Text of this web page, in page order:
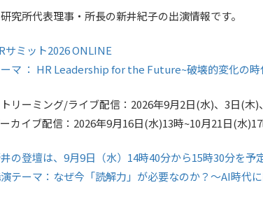
究所代表理事・所長の新井紀子の出演情報です。
サミット2026 ONLINE
マ ： HR Leadership for the Future~破壊的変化の
リーミング/ライブ配信：2026年9月2日(水)、3日(木
カイブ配信：2026年9月16日(水)13時~10月21日(水
の登壇は、9月9日（水）14時40分から15時30分を予
テーマ：なぜ今「読解力」が必要なのか？～AI時代